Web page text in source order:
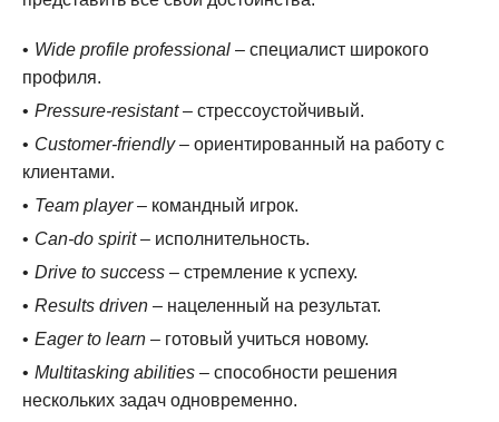
Wide profile professional – специалист широкого
профиля.
Pressure-resistant– стрессоустойчивый.
Customer-friendly– ориентированный на работу с
клиентами.
Team player– командный игрок.
Can-do spirit– исполнительность.
Drive to success – стремление к успеху.
Results driven – нацеленный на результат.
Eager to learn – готовый учиться новому.
Multitasking abilities – способности решения
нескольких задач одновременно.